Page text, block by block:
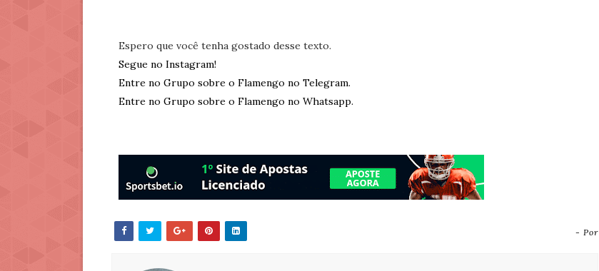
Espero que você tenha gostado desse texto.
Segue no Instagram!
Entre no Grupo sobre o Flamengo no Telegram.
Entre no Grupo sobre o Flamengo no Whatsapp.
- Por